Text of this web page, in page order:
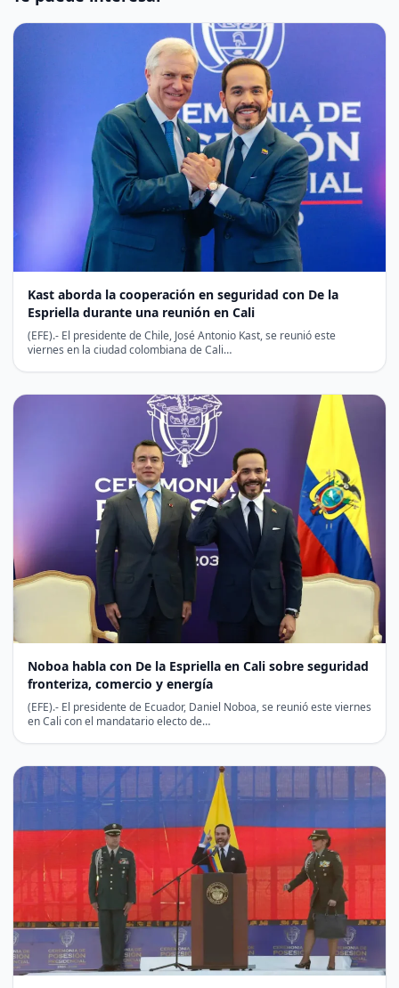
Kast aborda la cooperación en seguridad con De la
Espriella durante una reunión en Cali
(EFE).- El presidente de Chile, José Antonio Kast, se reunió este
viernes en la ciudad colombiana de Cali…
Noboa habla con De la Espriella en Cali sobre seguridad
fronteriza, comercio y energía
(EFE).- El presidente de Ecuador, Daniel Noboa, se reunió este viernes
en Cali con el mandatario electo de…